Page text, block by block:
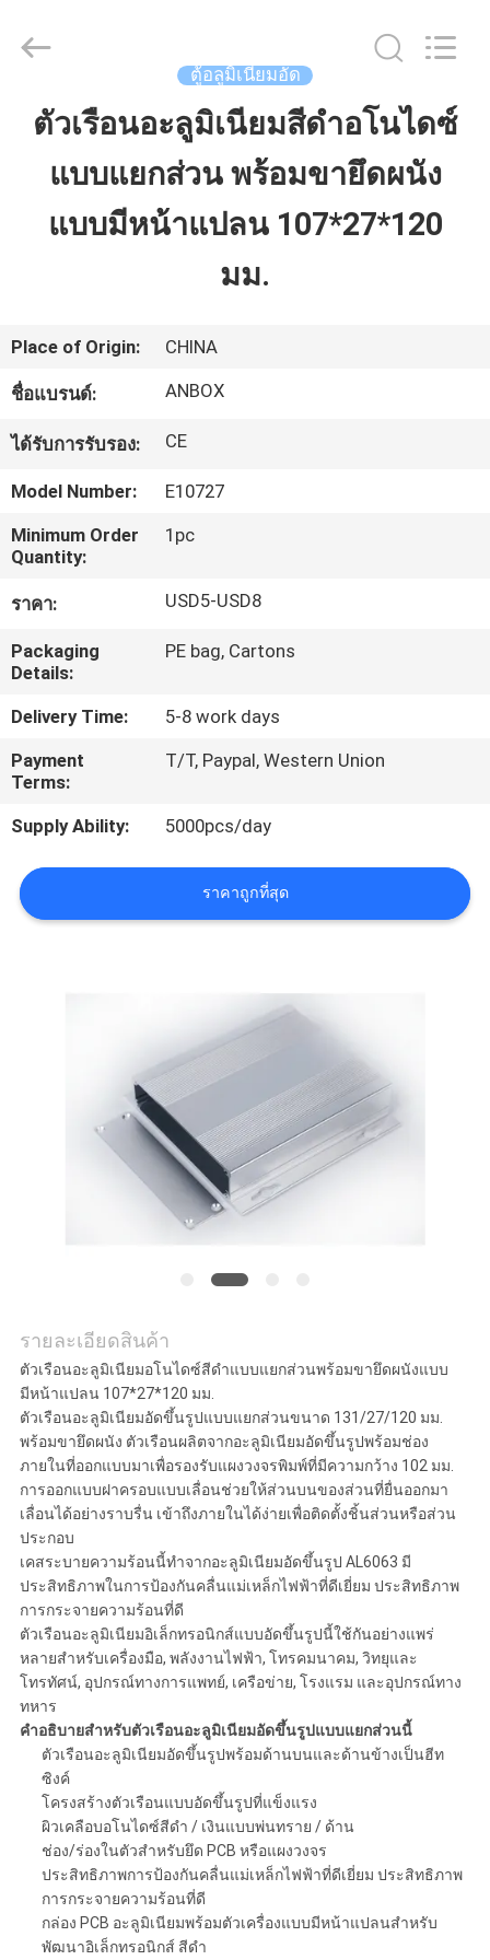
บ้าน
สินค้า
กับ
เรา
โรงงาน
ควบคุม
คุณภาพ
ติดต่อ
เรา
ขอ
ใบ
SHOPPING ONLINE
POLICY
Electric
Reserved.
ตู้อลูมิเนียมอัด
ตัวเรือนอะลูมิเนียมสีดำอโนไดซ์
แบบแยกส่วน พร้อมขายึดผนัง
แบบมีหน้าแปลน 107*27*120
มม.
Place of Origin: CHINA
ชื่อแบรนด์: ANBOX
ได้รับการรับรอง: CE
Model Number:
E10727
Minimum Order
Quantity:
1pc
ราคา: USD5-USD8
Packaging
Details:
PE bag, Cartons
Delivery Time:
5-8 work days
Payment
Terms:
T/T, Paypal, Western Union
Supply Ability: 5000pcs/day
ราคาถูกที่สุด
รายละเอียดสินค้า
ตัวเรือนอะลูมิเนียมอโนไดซ์สีดำแบบแยกส่วนพร้อมขายึดผนังแบบ
มีหน้าแปลน 107*27*120 มม.
ตัวเรือนอะลูมิเนียมอัดขึ้นรูปแบบแยกส่วนขนาด 131/27/120 มม.
พร้อมขายึดผนัง ตัวเรือนผลิตจากอะลูมิเนียมอัดขึ้นรูปพร้อมช่อง
ภายในที่ออกแบบมาเพื่อรองรับแผงวงจรพิมพ์ที่มีความกว้าง 102 มม.
การออกแบบฝาครอบแบบเลื่อนช่วยให้ส่วนบนของส่วนที่ยื่นออกมา
เลื่อนได้อย่างราบรื่น เข้าถึงภายในได้ง่ายเพื่อติดตั้งชิ้นส่วนหรือส่วน
ประกอบ
เคสระบายความร้อนนี้ทำจากอะลูมิเนียมอัดขึ้นรูป AL6063 มี
ประสิทธิภาพในการป้องกันคลื่นแม่เหล็กไฟฟ้าที่ดีเยี่ยม ประสิทธิภาพ
การกระจายความร้อนที่ดี
ตัวเรือนอะลูมิเนียมอิเล็กทรอนิกส์แบบอัดขึ้นรูปนี้ใช้กันอย่างแพร่
หลายสำหรับเครื่องมือ, พลังงานไฟฟ้า, โทรคมนาคม, วิทยุและ
โทรทัศน์, อุปกรณ์ทางการแพทย์, เครือข่าย, โรงแรม และอุปกรณ์ทาง
ทหาร
คำอธิบายสำหรับตัวเรือนอะลูมิเนียมอัดขึ้นรูปแบบแยกส่วนนี้
ตัวเรือนอะลูมิเนียมอัดขึ้นรูปพร้อมด้านบนและด้านข้างเป็นฮีท
ซิงค์
โครงสร้างตัวเรือนแบบอัดขึ้นรูปที่แข็งแรง
ผิวเคลือบอโนไดซ์สีดำ / เงินแบบพ่นทราย / ด้าน
ช่อง/ร่องในตัวสำหรับยึด PCB หรือแผงวงจร
ประสิทธิภาพการป้องกันคลื่นแม่เหล็กไฟฟ้าที่ดีเยี่ยม ประสิทธิภาพ
การกระจายความร้อนที่ดี
กล่อง PCB อะลูมิเนียมพร้อมตัวเครื่องแบบมีหน้าแปลนสำหรับ
พัฒนาอิเล็กทรอนิกส์ สีดำ